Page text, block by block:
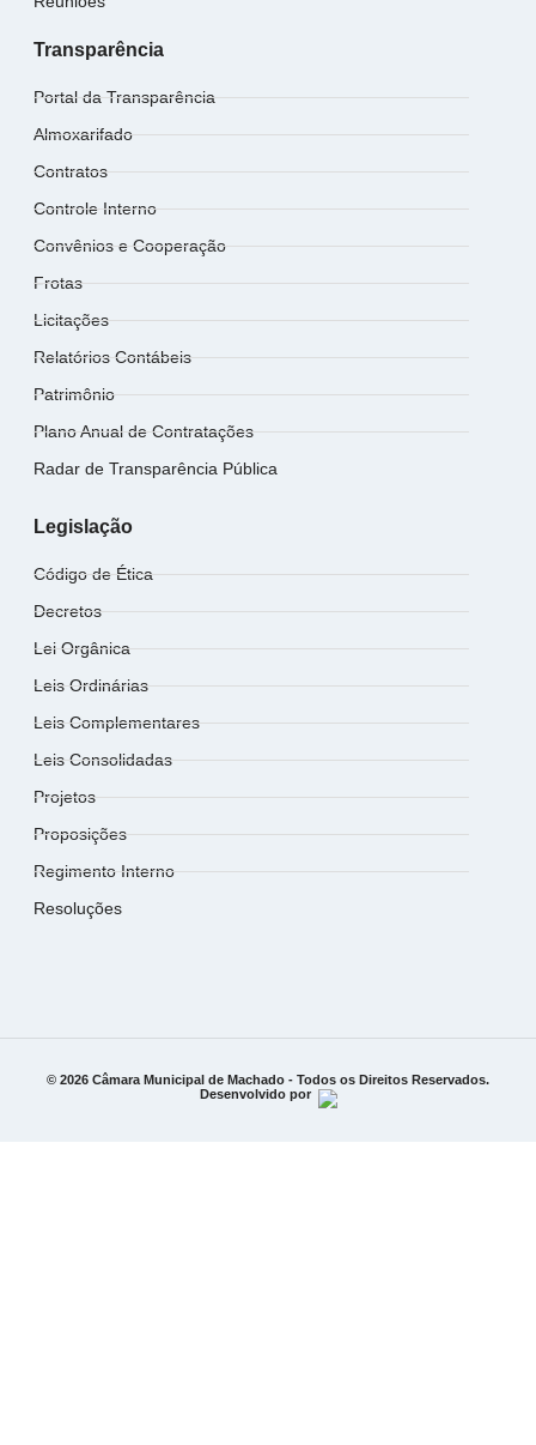
Transparência
Portal da Transparência
Almoxarifado
Contratos
Controle Interno
Convênios e Cooperação
Frotas
Licitações
Relatórios Contábeis
Patrimônio
Plano Anual de Contratações
Radar de Transparência Pública
Legislação
Código de Ética
Decretos
Lei Orgânica
Leis Ordinárias
Leis Complementares
Leis Consolidadas
Projetos
Proposições
Regimento Interno
Resoluções
© 2026 Câmara Municipal de Machado - Todos os Direitos Reservados.
Desenvolvido por